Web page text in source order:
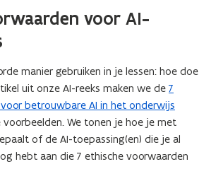
voor AI-
manier gebruiken in je lessen: hoe doe
uit onze AI-reeks maken we de 7
betrouwbare AI in het onderwijs
We tonen je hoe je met
of de AI-toepassing(en) die je al
hebt aan die 7 ethische voorwaarden